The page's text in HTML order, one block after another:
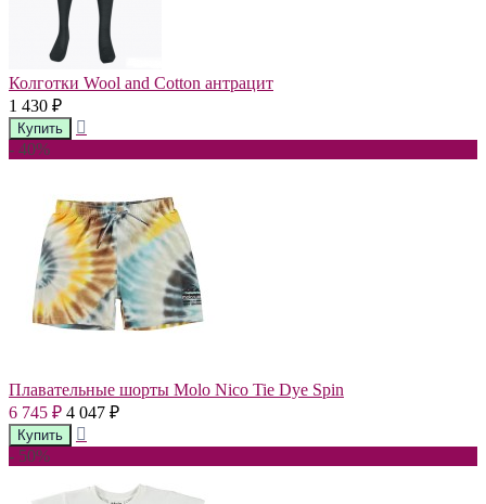
Колготки Wool and Cotton антрацит
1 430 ₽
- 40%
Плавательные шорты Molo Nico Tie Dye Spin
6 745 ₽ 4 047 ₽
- 50%